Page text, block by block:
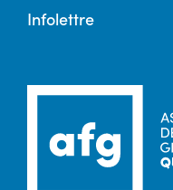
Infolettre